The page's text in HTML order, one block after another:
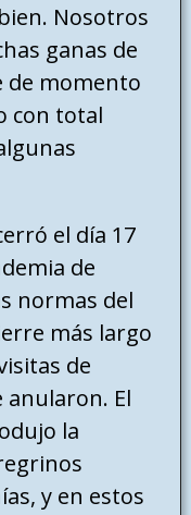
Nosotros
ganas de
de momento
con total
el día 17
de
normas del
más largo
de
anularon. El
la
y en estos